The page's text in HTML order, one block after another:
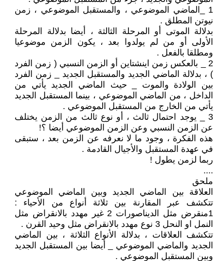
1 _الماضي الموضوعي ، والمستقبل الموضوعي ، زمن
نيوتن المطلق .
بدلالة الموتى أو المرحلة الثالثة ، أيضا بدلالة المرحلة
الأولى أو من لم يولدوا بعد ، يكون الزمن موضوعيا
ومطلقا بالفعل .
2 _ بالعكس زمن اينشتاين أو الزمن النسبي ( زمن الفرد
) ، بدلالة الماضي الجديد والمستقبل الجديد _ زمن الفرد
بين الولادة والموت _ حيث الماضي الجديد يأتي من
الداخل ، من الماضي الموضوعي ، بينما المستقبل الجديد
يأتي من الخارج من المستقبل الموضوعي .
3 _ يوجد احتمال ثالث ، أو نوع ثالث من الزمن يختلف
عن الزمن النسبي وعن الزمن الموضوعي أيضا ؟!
هذه الفكرة ، وجود ما لا نعرفه عن الزمن بعد ، ستبقى
في عهدة المستقبل والأجيال القادمة .
ربما لزمن يطول !
....
ملحق
العلاقة بين الماضي الجديد وبين الماضي الموضوعي
تتكشف عبر المقارنة بين ثلاثة أنواع من الأحياء :
1منقرض مثل الديناصورات 2 غير مهدد بالانقراض مثل
النمل او النحل 3 نوع مهدد بالانقراض مثل وحيد القرن .
تتكشف العلاقات ، بدلالة الأنواع الثلاثة ، بين الماضي
الجديد والماضي الموضوعي _ أيضا بين المستقبل الجديد
وبين المستقبل الموضوعي .